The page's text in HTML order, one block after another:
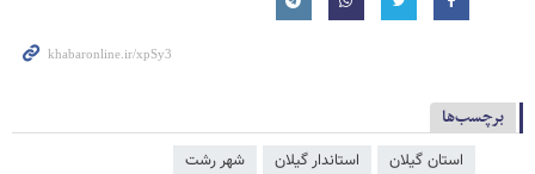
برچسب‌ها
استان گیلان استاندار گیلان شهر رشت